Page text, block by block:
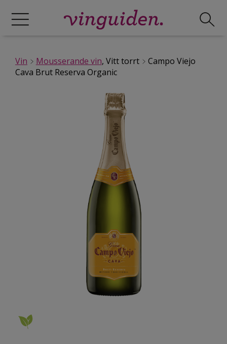
Vin Mousserande vin, Vitt torrt
Campo Viejo
Cava Brut Reserva Organic